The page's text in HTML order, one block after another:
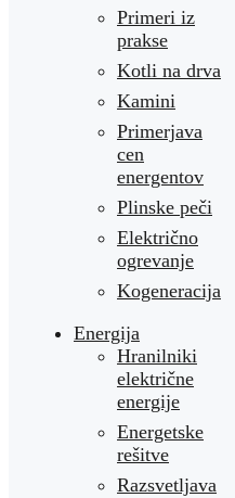
Primeri iz
prakse
Kotli na drva
Kamini
Primerjava
cen
energentov
Plinske peči
Električno
ogrevanje
Kogeneracija
Energija
Hranilniki
električne
energije
Energetske
rešitve
Razsvetljava